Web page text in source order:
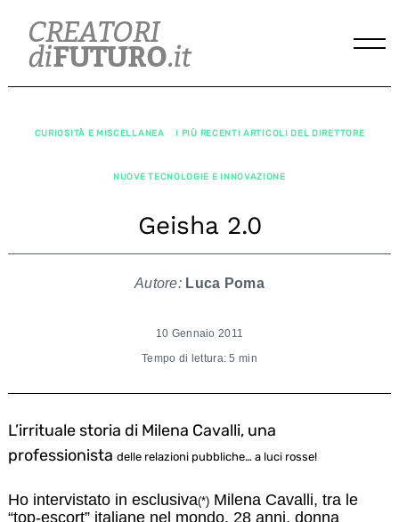
content
CURIOSITÀ E MISCELLANEA I PIÙ RECENTI ARTICOLI DEL DIRETTORE
NUOVE TECNOLOGIE E INNOVAZIONE
Geisha 2.0
Autore: Luca Poma
10 Gennaio 2011
Tempo di lettura: 5 min
L’irrituale storia di Milena Cavalli, una
professionista delle relazioni pubbliche… a luci rosse!
Ho intervistato in esclusiva(*) Milena Cavalli, tra le
“top-escort” italiane nel mondo. 28 anni, donna